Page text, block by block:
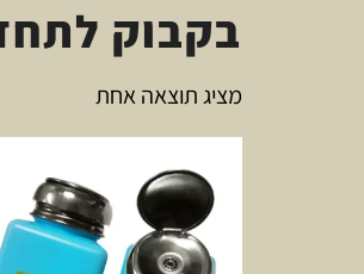
בקבוק
מציג תוצאה אחת